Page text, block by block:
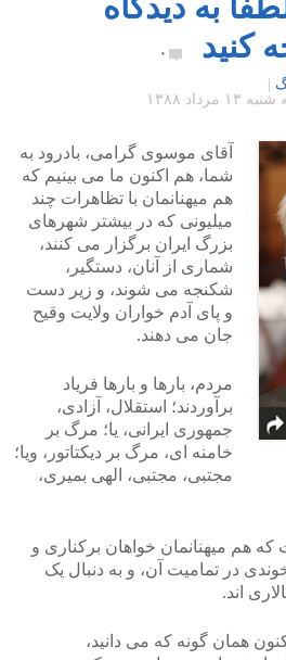
کنید
۰
آقای موسوی گرامی، بادرود به
شما، هم اکنون ما می بینیم که
هم میهنانمان با تظاهرات چند
میلیونی که در بیشتر شهرهای
بزرگ ایران برگزار می کنند،
شماری از آنان، دستگیر،
شکنجه می شوند، و زیر دست
و پای آدم خواران ولایت وقیح
جان می دهند.
مردم، بارها و بارها فریاد
برآوردند؛ استقلال، آزادی،
جمهوری ایرانی، یا؛ مرگ بر
خامنه ای، مرگ بر دیکتاتور، ویا؛
مجتبی، مجتبی، الهی بمیری،
که هم میهنانمان خواهان برکناری و
در تمامیت آن، و به دنبال یک
اند.
همان گونه که می دانید،